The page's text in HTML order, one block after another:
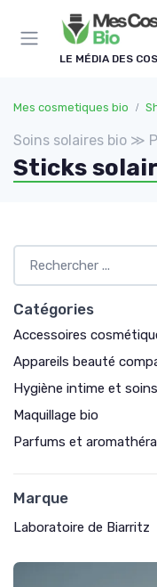
LE MÉDIA DES
Mes cosmetiques bio
Soins solaires bio ≫
Sticks
Catégories
Accessoires
Appareils beauté
Hygiène intime et
Maquillage bio
Parfums et
Marque
Laboratoire de Biarritz
Panneau de gestion